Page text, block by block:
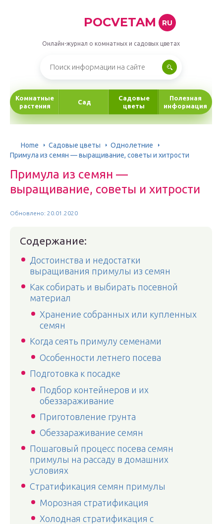
POCVETAM RU
Онлайн-журнал о комнатных и садовых цветах
Комнатные
растения
Сад
Садовые
цветы
Полезная
информация
Home Садовые цветы
Однолетние
Примула из семян — выращивание, советы и хитрости
Примула из семян —
выращивание, советы и хитрости
Обновлено: 20.01.2020
Содержание:
Достоинства и недостатки
выращивания примулы из семян
Как собирать и выбирать посевной
материал
Хранение собранных или купленных
семян
Когда сеять примулу семенами
Особенности летнего посева
Подготовка к посадке
Подбор контейнеров и их
обеззараживание
Приготовление грунта
Обеззараживание семян
Пошаговый процесс посева семян
примулы на рассаду в домашних
условиях
Стратификация семян примулы
Морозная стратификация
Холодная стратификация с